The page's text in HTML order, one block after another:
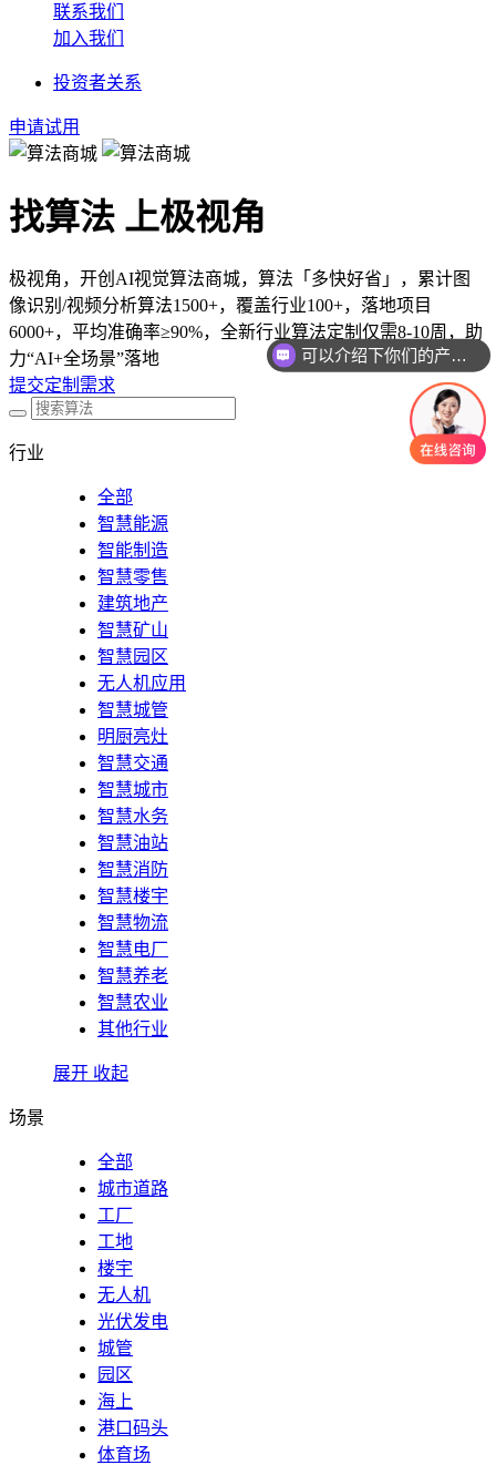
联系我们
加入我们
投资者关系
申请试用
找算法 上极视角
极视角，开创AI视觉算法商城，算法「多快好省」，累计图
像识别/视频分析算法1500+，覆盖行业100+，落地项目
6000+，平均准确率≥90%，全新行业算法定制仅需8-10周，助
力“AI+全场景”落地
提交定制需求
行业
全部
智慧能源
智能制造
智慧零售
建筑地产
智慧矿山
智慧园区
无人机应用
智慧城管
明厨亮灶
智慧交通
智慧城市
智慧水务
智慧油站
智慧消防
智慧楼宇
智慧物流
智慧电厂
智慧养老
智慧农业
其他行业
展开 收起
场景
全部
城市道路
工厂
工地
楼宇
无人机
光伏发电
城管
园区
海上
港口码头
体育场
可以介绍下你们的产品么
你们是怎么收费的呢